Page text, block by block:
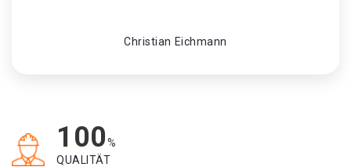
Christian Eichmann
100%
QUALITÄT